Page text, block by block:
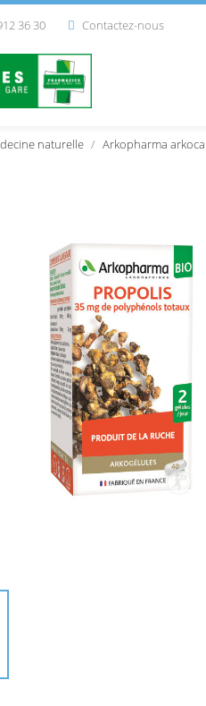
36 30  Contactez-nous
naturelle Arkopharma